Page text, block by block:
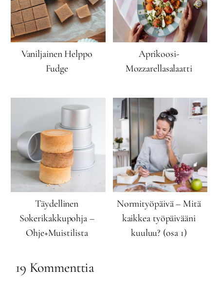
Vaniljainen Helppo
Fudge
Aprikoosi-
Mozzarellasalaatti
Täydellinen
Sokerikakkupohja –
Ohje+Muistilista
Normityöpäivä – Mitä
kaikkea työpäivääni
kuuluu? (osa 1)
19 Kommenttia